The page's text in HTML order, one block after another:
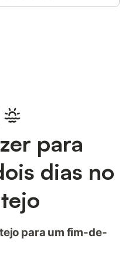
para
dias no
para um fim-de-